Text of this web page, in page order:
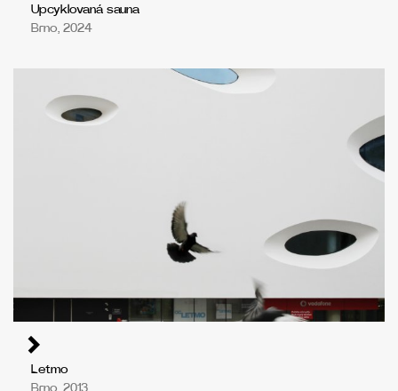
Upcyklovaná sauna
Brno, 2024
Letmo
Brno, 2013